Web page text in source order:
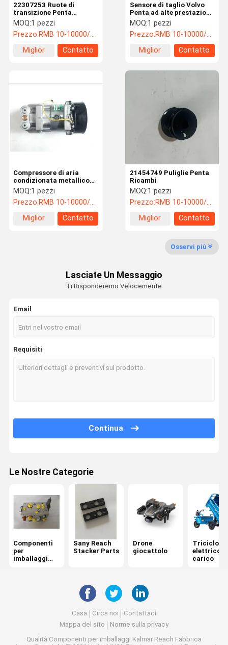
Visita Alla
Fabbrica
Controllo Di
Qualità
Contattaci Notizie
Richiedere
Componenti per imballaggi Kalmar Reach
Sany Reach Stacker Parts
Drone giocattolo
Parti di ricambio per le gru
CVS Ferrari Reach Stacker Parts
Parti di impiallacciatori Hyster Reach
Volvo Penta Ricambi
Parti del motore CUMMINS
Parti di motori Scania
Parti per assi Kessler
Parti di ricambio per diffusori di alberi
Sensore di taglio Volvo
Penta ad alte prestazioni
migliorato efficienza del
combustibile
MOQ:1 pezzi
Prezzo:RMB 10-10000/PC
Miglior
Contatto
22307253 Ruote di
transizione Penta
Ricambi con costruzione
durevole
MOQ:1 pezzi
Prezzo:RMB 10-10000/PC
Miglior
Contatto
21454749 Puliglie Penta
Ricambi
MOQ:1 pezzi
Prezzo:RMB 10-10000/PC
Miglior
Contatto
Compressore di aria
condizionata metallico
82436934
MOQ:1 pezzi
Prezzo:RMB 10-10000/PC
Miglior
Contatto
Osservi più
Lasciate Un Messaggio
Ti Risponderemo Velocemente
Email
Requisiti
Continua
Le Nostre Categorie
Componenti
per
imballaggi
Sany Reach
Stacker Parts
Drone
giocattolo
Triciclo
elettrico
carico
Casa Circa noi
Contattaci
Mappa del sito
Norme sulla privacy
Qualità Componenti per imballaggi Kalmar Reach Fabbrica